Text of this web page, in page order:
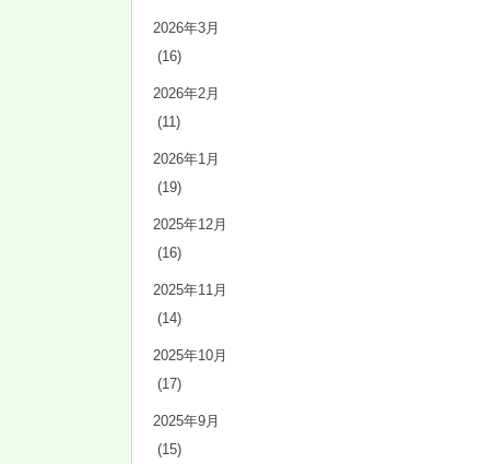
2026年3月
(16)
2026年2月
(11)
2026年1月
(19)
2025年12月
(16)
2025年11月
(14)
2025年10月
(17)
2025年9月
(15)